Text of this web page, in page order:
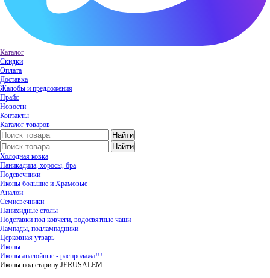
Каталог
Скидки
Оплата
Доставка
Жалобы и предложения
Прайс
Новости
Контакты
Каталог товаров
Холодная ковка
Паникадила, хоросы, бра
Подсвечники
Иконы большие и Храмовые
Аналои
Семисвечники
Панихидные столы
Подставки под ковчеги, водосвятные чаши
Лампады, подлампадники
Церковная утварь
Иконы
Иконы аналойные - распродажа!!!
Иконы под старину JERUSALEM